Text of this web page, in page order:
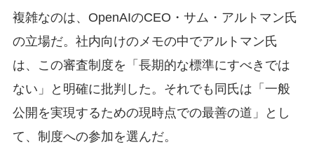
複雑なのは、OpenAIのCEO・サム・アルトマン氏
の立場だ。社内向けのメモの中でアルトマン氏
は、この審査制度を「長期的な標準にすべきでは
ない」と明確に批判した。それでも同氏は「一般
公開を実現するための現時点での最善の道」とし
て、制度への参加を選んだ。